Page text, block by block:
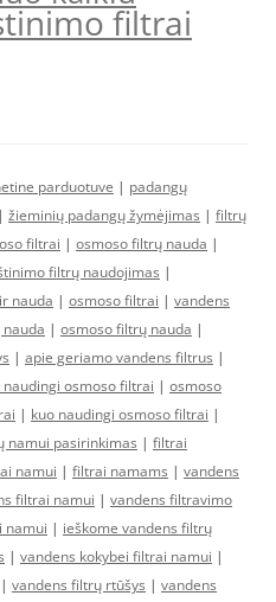
filtrai
parduotuve | padangų
| žieminių padangų žymėjimas | filtrų
filtrai | osmoso filtrų nauda |
filtrų naudojimas |
nauda | osmoso filtrai | vandens
| osmoso filtrų nauda |
| apie geriamo vandens filtrus |
naudingi osmoso filtrai | osmoso
| kuo naudingi osmoso filtrai |
namui pasirinkimas | filtrai
namui | filtrai namams | vandens
filtrai namui | vandens filtravimo
namui | ieškome vandens filtrų
| vandens kokybei filtrai namui |
| vandens filtrų rtūšys | vandens